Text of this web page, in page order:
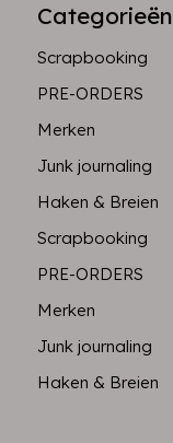
Categorieën
Scrapbooking
PRE-ORDERS
Merken
Junk journaling
Haken & Breien
Scrapbooking
PRE-ORDERS
Merken
Junk journaling
Haken & Breien